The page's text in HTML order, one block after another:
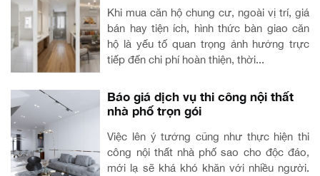
Khi mua căn hộ chung cư, ngoài vị trí, giá
bán hay tiện ích, hình thức bàn giao căn
hộ là yếu tố quan trọng ảnh hưởng trực
tiếp đến chi phí hoàn thiện, thời...
Báo giá dịch vụ thi công nội thất
nhà phố trọn gói
Việc lên ý tưởng cũng như thực hiện thi
công nội thất nhà phố sao cho độc đáo,
mới lạ sẽ khá khó khăn với nhiều người.